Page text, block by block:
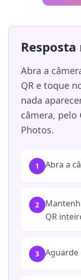
Abra a
QR e toque
nada
câmera, pelo
Photos.
1 Abra a
2
QR
3 Aguarde